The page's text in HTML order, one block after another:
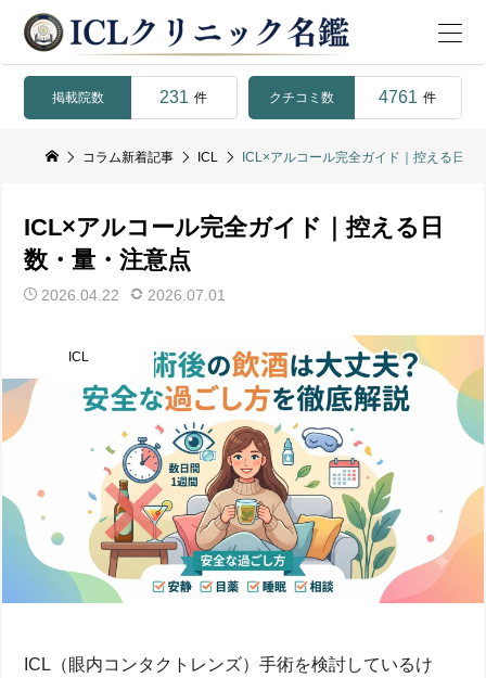
掲載院数 231 件 クチコミ数 4761 件
コラム新着記事 ICL ICL×アルコール完全ガイド｜控える日数
ICL×アルコール完全ガイド｜控える日
数・量・注意点
2026.04.22 2026.07.01
ICL
ICL（眼内コンタクトレンズ）手術を検討しているけ